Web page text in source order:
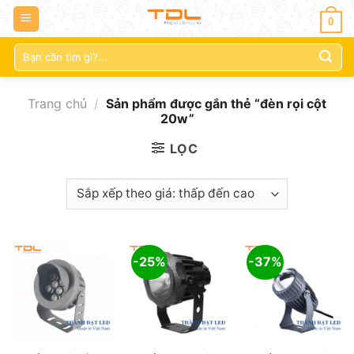
0
Tìm
kiếm:
Trang chủ / Sản phẩm được gắn thẻ “đèn rọi cột
20w”
LỌC
-25% -37%